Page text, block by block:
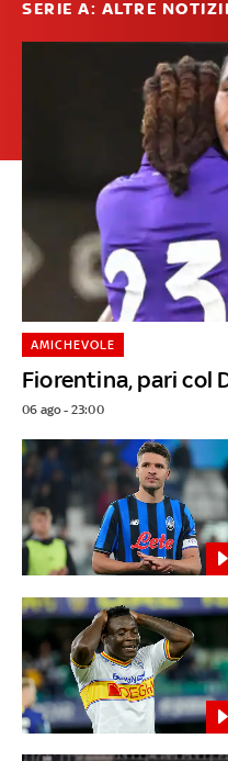
SERIE A: ALTRE
Fiorentina, pari col
AMICHEVOLE
06 ago - 23:00